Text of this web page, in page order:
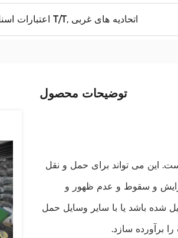
اعتبارات اسنادی T/T, اتحادیه های غربی
توضیحات محصول
این می تواند برای حمل و نقل
و سقوط و عدم ظهور و
شده باشد یا با سایر وسایل حمل
برآورده سازد.